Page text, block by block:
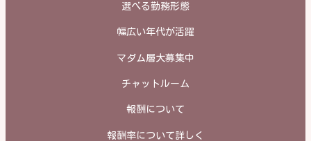
選べる勤務形態
幅広い年代が活躍
マダム層大募集中
チャットルーム
報酬について
報酬率について詳しく